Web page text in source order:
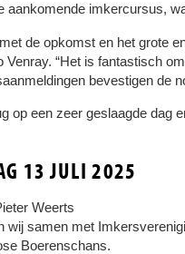
aankomende imkercursus,
de opkomst en het grote
Venray. “Het is fantastisch
bevestigen de
op een zeer geslaagde dag
13 JULI 2025
Weerts
wij samen met
Boerenschans.